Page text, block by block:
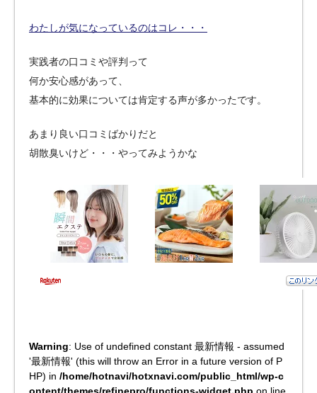
わたしが気になっているのはコレ・・・
実践者の口コミや評判って
何か安心感があって、
基本的に効果については肯定する声が多かったです。
あまり良い口コミばかりだと
胡散臭いけど・・・やってみようかな
Warning: Use of undefined constant 最新情報 - assumed
'最新情報' (this will throw an Error in a future version of P
HP) in /home/hotnavi/hotxnavi.com/public_html/wp-c